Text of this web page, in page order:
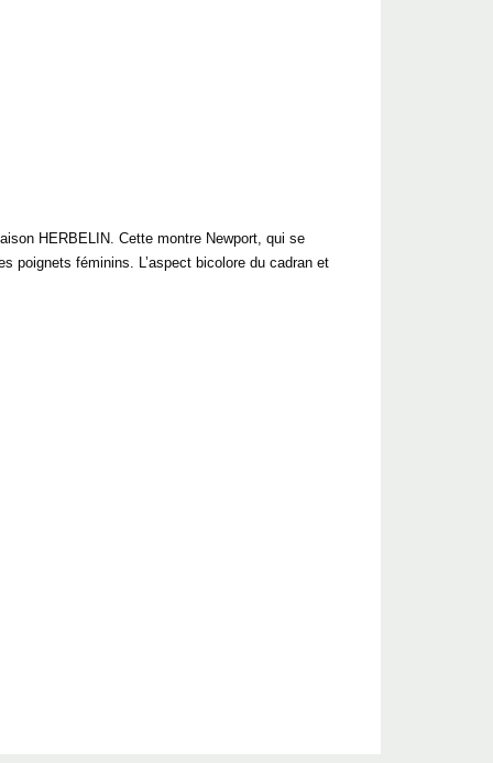
HERBELIN. Cette montre Newport, qui se
poignets féminins. L’aspect bicolore du cadran et